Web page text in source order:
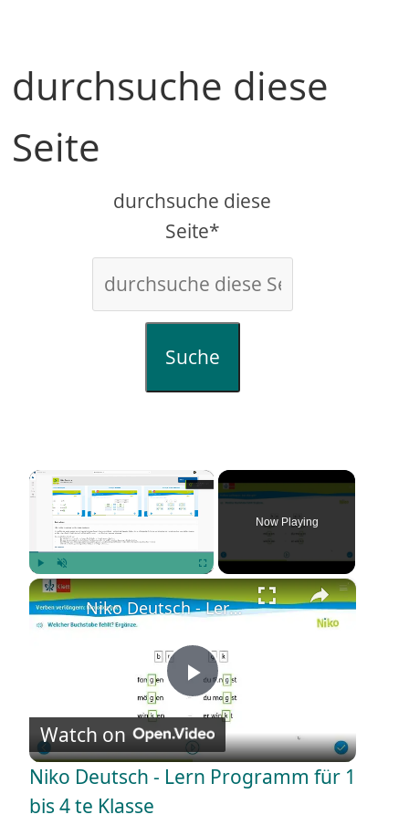
durchsuche diese
Seite
durchsuche diese
Seite*
Suche
×
Play Unmute Fullscreen
Now Playing
×
P
l
Niko Deutsch - Lern Programm für 1 bis 4 te Klasse
Watch on
Niko Deutsch - Lern Programm für 1
bis 4 te Klasse